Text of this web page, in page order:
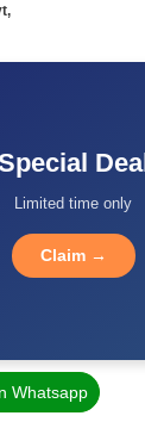
,
Limited time only
Claim →
Whatsapp